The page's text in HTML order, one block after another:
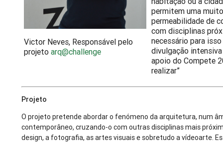
Victor Neves, Responsável pelo
projetoarq@challenge
permitem uma
permeabilidade de
com disciplinas
necessário para
divulgação
apoio do Compete
realizar”
Projeto
O projeto pretende abordar o fenómeno da arquitetura, num
contemporâneo, cruzando-o com outras disciplinas mais
design, a fotografia, as artes visuais e sobretudo a vídeoarte.